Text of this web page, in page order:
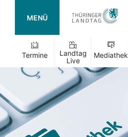
MENÜ
Termine
Landtag
Live
Mediathek